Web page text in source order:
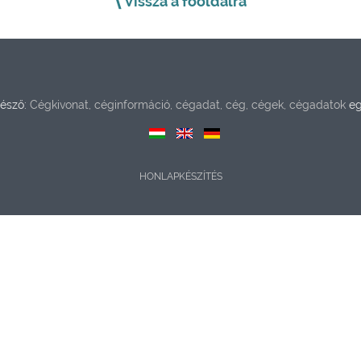
Cégkivonat, céginformáció, cégadat, cég, cégek, cégadatok
HONLAPKÉSZÍTÉS